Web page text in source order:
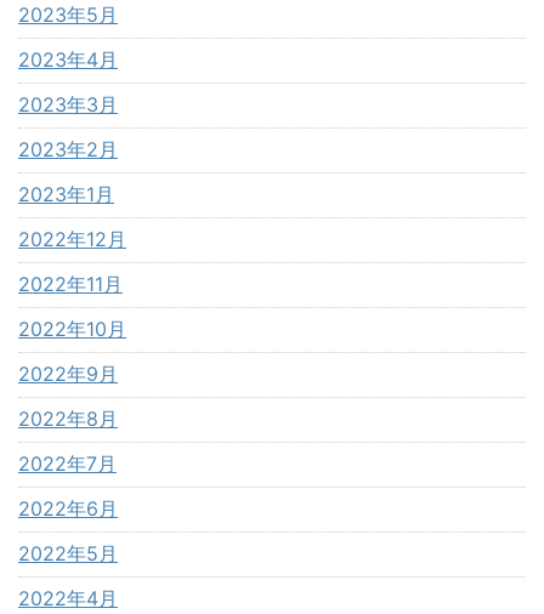
2023年5月
2023年4月
2023年3月
2023年2月
2023年1月
2022年12月
2022年11月
2022年10月
2022年9月
2022年8月
2022年7月
2022年6月
2022年5月
2022年4月